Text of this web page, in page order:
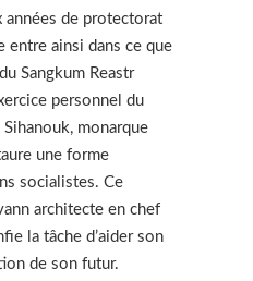
de protectorat
entre ainsi dans ce que
Sangkum Reastr
personnel du
monarque
une forme
socialistes. Ce
architecte en chef
la tâche d’aider son
de son futur.